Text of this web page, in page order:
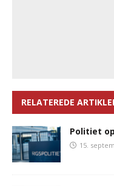
RELATEREDE
Politiet
15.